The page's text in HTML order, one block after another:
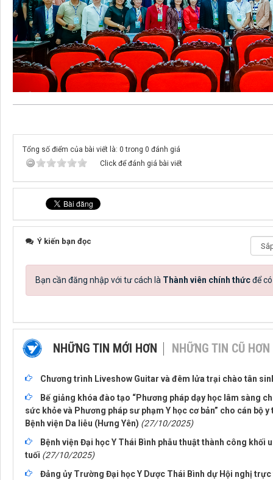
Tổng số điểm của bài viết là: 0 trong 0 đánh giá
Click để đánh giá bài viết
Ý kiến bạn đọc
Bạn cần đăng nhập với tư cách là Thành viên chính thứcđể
NHỮNG TIN MỚI HƠN NHỮNG TIN CŨ HƠN
Chương trình Liveshow Guitar và đêm lửa trại chào tân
Bế giảng khóa đào tạo “Phương pháp dạy học lâm sàng
sức khỏe và Phương pháp sư phạm Y học cơ bản” cho cán bộ
Bệnh viện Da liễu (Hưng Yên) (27/10/2025)
Bệnh viện Đại học Y Thái Bình phẫu thuật thành công
tuối (27/10/2025)
Đảng ủy Trường Đại học Y Dược Thái Bình dự Hội nghị